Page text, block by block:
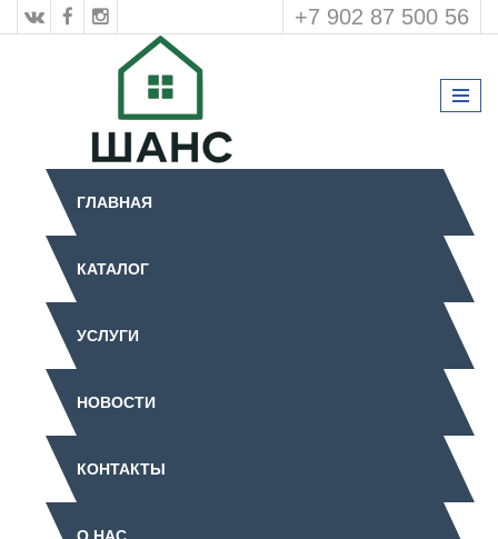
+7 902 87 500 56
ГЛАВНАЯ
КАТАЛОГ
УСЛУГИ
НОВОСТИ
КОНТАКТЫ